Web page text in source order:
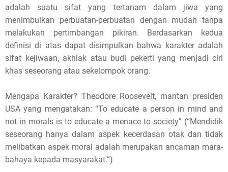
adalah suatu sifat yang tertanam dalam jiwa yang
menimbulkan perbuatan-perbuatan dengan mudah tanpa
melakukan pertimbangan pikiran. Berdasarkan kedua
definisi di atas dapat disimpulkan bahwa karakter adalah
sifat kejiwaan, akhlak atau budi pekerti yang menjadi ciri
khas seseorang atau sekelompok orang.
Mengapa Karakter? Theodore Roosevelt, mantan presiden
USA yang mengatakan: “To educate a person in mind and
not in morals is to educate a menace to society” (“Mendidik
seseorang hanya dalam aspek kecerdasan otak dan tidak
melibatkan aspek moral adalah merupakan ancaman mara-
bahaya kepada masyarakat.”)